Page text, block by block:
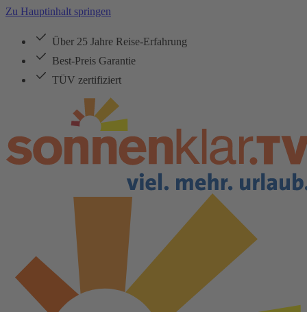
Zu Hauptinhalt springen
Über 25 Jahre Reise-Erfahrung
Best-Preis Garantie
TÜV zertifiziert